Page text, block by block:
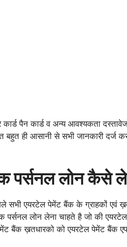
पैन कार्ड व अन्य आवश्यकता
बहुत ही आसानी से सभी जानकारी
पर्सनल लोन कैसे
सभी एयरटेल पेमेंट बैंक के ग्राहकों एवं
पर्सनल लोन लेना चाहते है जो की
बैंक ख़तधारको को एयरटेल पेमेंट बैंक